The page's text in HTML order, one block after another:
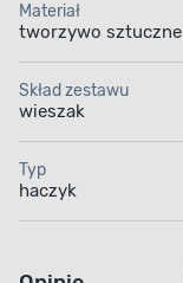
Materiał
tworzywo sztuczne
Skład zestawu
wieszak
Typ
haczyk